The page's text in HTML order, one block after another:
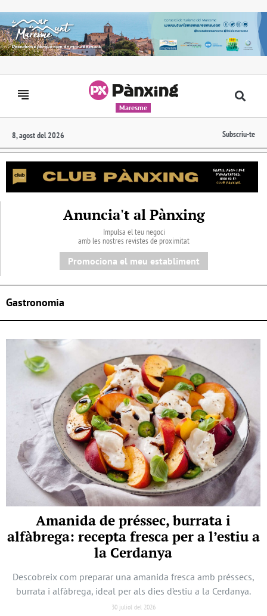
Maresme
8, agost del 2026 Subscriu-te
Anuncia't al Pànxing
Impulsa el teu negoci
amb les nostres revistes de proximitat
Promociona el meu establiment
Gastronomia
Amanida de préssec, burrata i
alfàbrega: recepta fresca per a l’estiu a
la Cerdanya
Descobreix com preparar una amanida fresca amb préssecs,
burrata i alfàbrega, ideal per als dies d’estiu a la Cerdanya.
30 juliol del 2026